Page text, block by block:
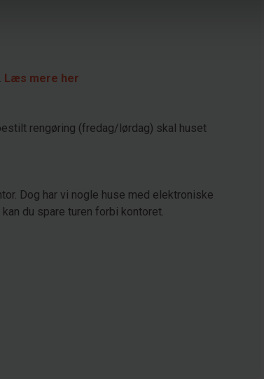
Læs mere her
rengøring (fredag/lørdag) skal huset
Dog har vi nogle huse med elektroniske
du spare turen forbi kontoret.